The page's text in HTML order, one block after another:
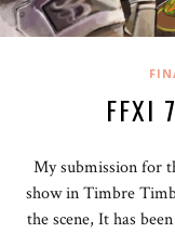
FFXI
My submission for
show in Timbre
the scene, It has